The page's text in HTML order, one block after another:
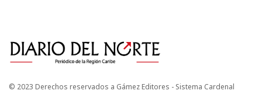
© 2023 Derechos reservados a Gámez Editores - Sistema Cardenal